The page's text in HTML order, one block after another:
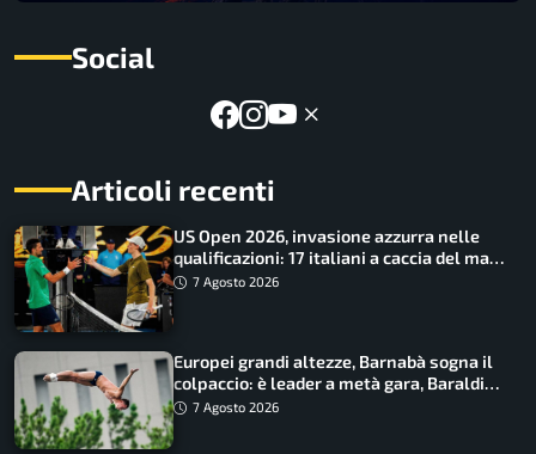
Social
Articoli recenti
US Open 2026, invasione azzurra nelle
qualificazioni: 17 italiani a caccia del main
draw7 Agosto 2026
Europei grandi altezze, Barnabà sogna il
colpaccio: è leader a metà gara, Baraldi
ancora in corsa
7 Agosto 2026